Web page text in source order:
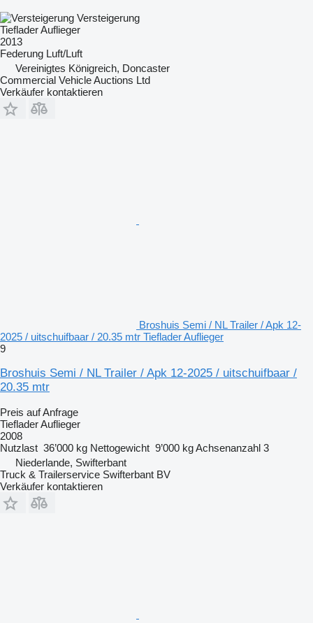
Versteigerung
Tieflader Auflieger
2013
Federung Luft/Luft
Vereinigtes Königreich, Doncaster
Commercial Vehicle Auctions Ltd
Verkäufer kontaktieren
Broshuis Semi / NL Trailer / Apk 12-
2025 / uitschuifbaar / 20.35 mtr Tieflader Auflieger
9
Broshuis Semi / NL Trailer / Apk 12-2025 / uitschuifbaar /
20.35 mtr
Preis auf Anfrage
Tieflader Auflieger
2008
Nutzlast 36’000 kg Nettogewicht 9’000 kgAchsenanzahl 3
Niederlande, Swifterbant
Truck & Trailerservice Swifterbant BV
Verkäufer kontaktieren